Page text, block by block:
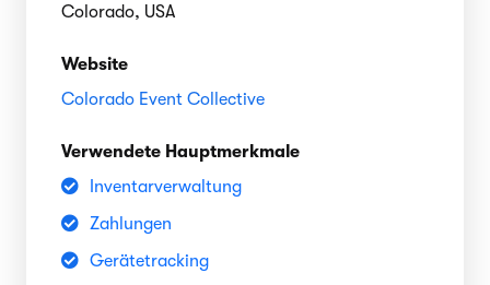
Colorado, USA
Website
Colorado Event Collective
Verwendete Hauptmerkmale
Inventarverwaltung
Zahlungen
Gerätetracking